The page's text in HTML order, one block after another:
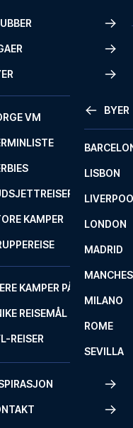
BYER
LISBON
LONDON
MADRID
MILANO
ROME
SEVILLA
VM
KAMPER
KAMPER PÅ ÉN REISE
REISEMÅL
REISER
europeisk fotball på
til en kamp i MLS med
fotballbilletter og
22
filtrene